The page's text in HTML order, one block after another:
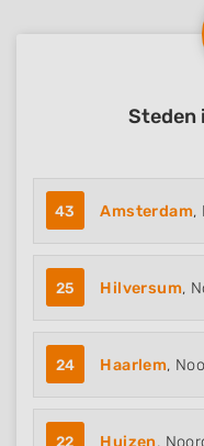
Steden
43 Amsterdam,
25 Hilversum,
24 Haarlem,
22